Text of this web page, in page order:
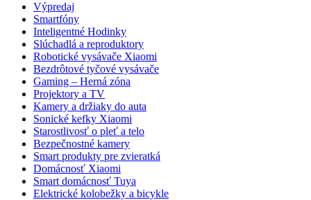
Výpredaj
Smartfóny
Inteligentné Hodinky
Slúchadlá a reproduktory
Robotické vysávače Xiaomi
Bezdrôtové tyčové vysávače
Gaming – Herná zóna
Projektory a TV
Kamery a držiaky do auta
Sonické kefky Xiaomi
Starostlivosť o pleť a telo
Bezpečnostné kamery
Smart produkty pre zvieratká
Domácnosť Xiaomi
Smart domácnosť Tuya
Elektrické kolobežky a bicykle